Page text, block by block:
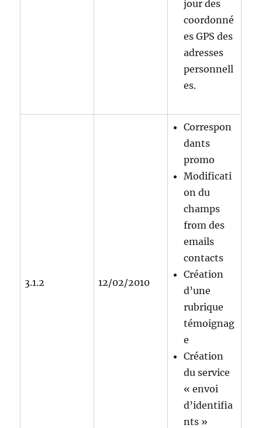
jour des
coordonné
es GPS des
adresses
personnell
es.
3.1.2 12/02/2010
Correspon
dants
promo
Modificati
on du
champs
from des
emails
contacts
Création
d’une
rubrique
témoignag
e
Création
du service
« envoi
d’identifia
nts »